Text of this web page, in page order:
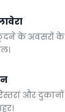
के अवसरों
और